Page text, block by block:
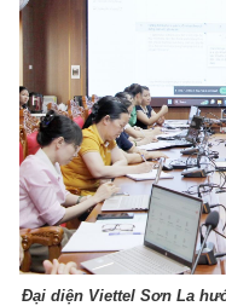
Đại diện Viettel Sơn La